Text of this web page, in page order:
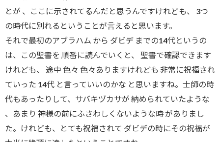
とが 、ここに示されてるんだと思うんですけれども、 3つ
の時代に別れるということが言えると思います。
それで最初のアブラハム から ダビデ までの14代というの
は、この聖書を 順番に読んでいくと、 聖書で確認できます
けれども、 途中 色々 色々ありますけれども 非常に祝福され
ていった 14代 と言っていいのかな と思いますね。士師の時
代もあったりして、サバキヅカサが 納められていたような
、あまり 神様の前にふさわしくないような時 がありまし
た。けれども、とても祝福されて ダビデの時にその祝福が